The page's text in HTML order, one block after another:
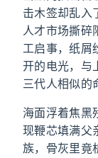
击木签却乱入
人才市场撕碎
工启事，纸屑
开的电光，与
三代人相似的
海面浮着焦黑
现鞭芯填满
族，骨灰里竟